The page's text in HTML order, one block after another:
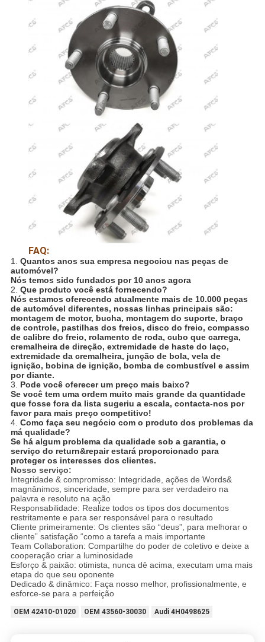
FAQ:
1. Quantos anos sua empresa negociou nas peças de
automóvel?
Nós temos sido fundados por 10 anos agora
2. Que produto você está fornecendo?
Nós estamos oferecendo atualmente mais de 10.000 peças
de automóvel diferentes, nossas linhas principais são:
montagem de motor, bucha, montagem do suporte, braço
de controle, pastilhas dos freios, disco do freio, compasso
de calibre do freio, rolamento de roda, cubo que carrega,
cremalheira de direção, extremidade de haste do laço,
extremidade da cremalheira, junção de bola, vela de
ignição, bobina de ignição, bomba de combustível e assim
por diante.
3. Pode você oferecer um preço mais baixo?
Se você tem uma ordem muito mais grande da quantidade
que fosse fora da lista sugeriu a escala, contacta-nos por
favor para mais preço competitivo!
4. Como faça seu negócio com o produto dos problemas da
má qualidade?
Se há algum problema da qualidade sob a garantia, o
serviço do return&repair estará proporcionado para
proteger os interesses dos clientes.
Nosso serviço:
Integridade & compromisso: Integridade, ações de Words&
magnânimos, sinceridade, sempre para ser verdadeiro na
palavra e resoluto na ação
Responsabilidade: Realize todos os tipos dos documentos
restritamente e para ser responsável para o resultado
Cliente primeiramente: Os clientes são “deus”, para melhorar o
cliente” satisfação “como a tarefa a mais importante
Team Collaboration: Compartilhe do poder de coletivo e deixe a
cooperação criar a luminosidade
Esforço & paixão: otimista, nunca dê acima, executam uma mais
etapa do que seu oponente
Dedicado & dinâmico: Faça nosso melhor, profissionalmente, e
esforce-se para a perfeição
OEM 42410-01020 OEM 43560-30030 Audi 4H0498625